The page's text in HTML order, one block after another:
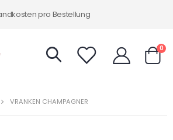
pro Bestellung
0
VRANKEN CHAMPAGNER